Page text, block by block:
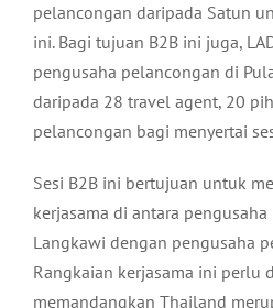
pelancongan daripada Satun
ini. Bagi tujuan B2B ini juga,
pengusaha pelancongan di
daripada 28 travel agent, 20
pelancongan bagi menyertai
Sesi B2B ini bertujuan untuk
kerjasama di antara
Langkawi dengan pengusaha
Rangkaian kerjasama ini perlu
memandangkan Thailand